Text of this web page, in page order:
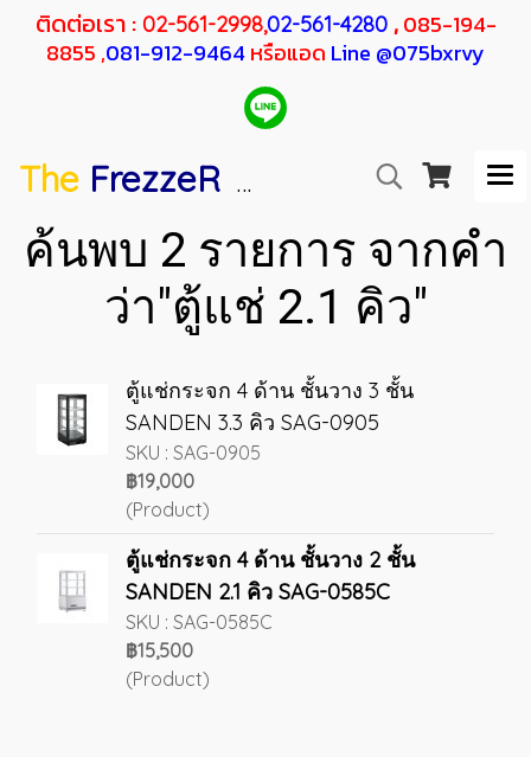
ติดต่อเรา : 02-561-2998,02-561-4280 ,085-194-
8855 ,081-912-9464หรือแอด Line @075bxrvy
The FrezzeR SANDEN F RESHER
ค้นพบ 2 รายการ จากคำ
ว่า"ตู้แช่ 2.1 คิว"
ตู้แช่กระจก 4 ด้าน ชั้นวาง 3 ชั้น
SANDEN 3.3 คิว SAG-0905
SKU : SAG-0905
฿19,000
(Product)
ตู้แช่กระจก 4 ด้าน ชั้นวาง 2 ชั้น
SANDEN 2.1 คิว SAG-0585C
SKU : SAG-0585C
฿15,500
(Product)